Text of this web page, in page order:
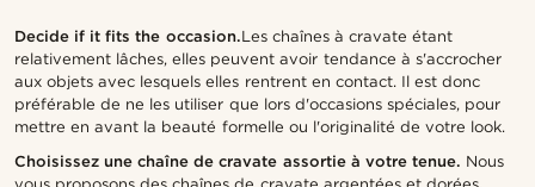
Decide if it fits the occasion.Les chaînes à cravate étant
relativement lâches, elles peuvent avoir tendance à s'accrocher
aux objets avec lesquels elles rentrent en contact. Il est donc
préférable de ne les utiliser que lors d'occasions spéciales, pour
mettre en avant la beauté formelle ou l'originalité de votre look.
Choisissez une chaîne de cravate assortie à votre tenue. Nous